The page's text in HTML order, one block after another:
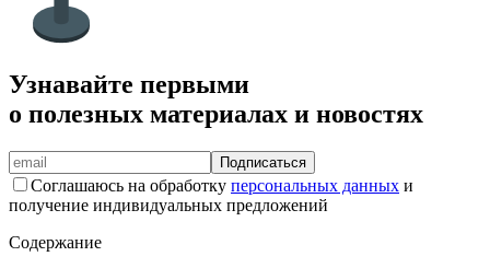
Узнавайте первыми
о полезных материалах и новостях
Подписаться
Соглашаюсь на обработку персональных данных и
получение индивидуальных предложений
Содержание